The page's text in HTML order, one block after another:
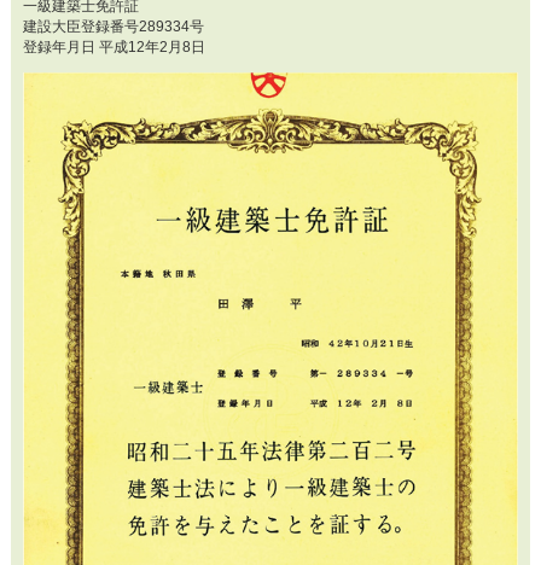
一級建築士免許証
建設大臣登録番号289334号
登録年月日 平成12年2月8日